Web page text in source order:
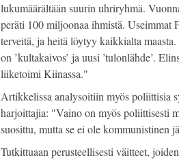
lukumäärältään suurin uhriryhmä.
peräti 100 miljoonaa ihmistä. Useimmat
terveitä, ja heitä löytyy kaikkialta
on ’kultakaivos’ ja uusi ’tulonlähde’.
liiketoimi Kiinassa."
Artikkelissa analysoitiin myös poliittisia
harjoittajia: "Vaino on myös poliittisesti
suosittu, mutta se ei ole kommunistinen
Tutkittuaan perusteellisesti väitteet,